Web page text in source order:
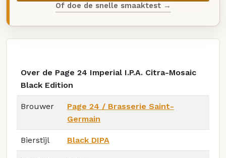
Of doe de snelle smaaktest →
Over de Page 24 Imperial I.P.A. Citra-Mosaic
Black Edition
Brouwer
Page 24 / Brasserie Saint-
Germain
Bierstijl Black DIPA